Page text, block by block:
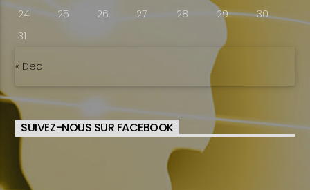
24
25 26 27 28 29
30
31
« Dec
SUIVEZ-NOUS SUR FACEBOOK